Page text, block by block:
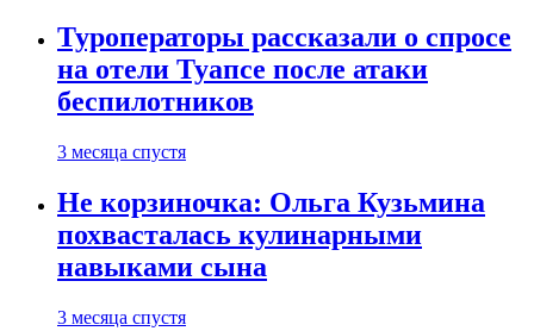
Туроператоры рассказали о спросе
на отели Туапсе после атаки
беспилотников
3 месяца спустя
Не корзиночка: Ольга Кузьмина
похвасталась кулинарными
навыками сына
3 месяца спустя